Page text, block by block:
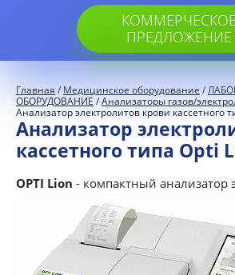
КОММЕРЧЕСКОЕ
ПРЕДЛОЖЕНИЕ
Главная /Медицинское оборудование /
ОБОРУДОВАНИЕ /Анализаторы газов/
Анализатор электролитов крови кассетного
Анализатор
кассетного типа Opti
OPTI Lion - компактный анализатор